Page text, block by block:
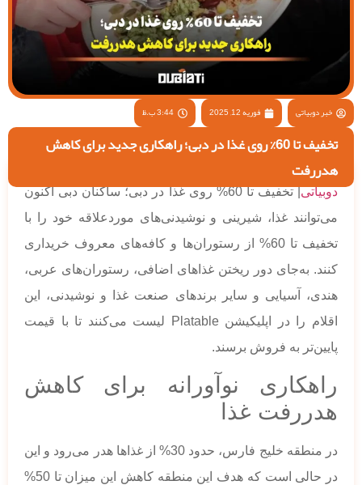
خبر دوبیاتی فوریه 12, 2025 3:44 ب.ظ
تخفیف تا 60% روی غذا در دبی؛ راهکاری جدید برای کاهش
هدررفت
دوبیاتی
| تخفیف تا 60% روی غذا در دبی؛ ساکنان دبی اکنون
می‌توانند غذا، شیرینی و نوشیدنی‌های موردعلاقه خود را با
تخفیف تا 60% از رستوران‌ها و کافه‌های معروف خریداری
کنند. به‌جای دور ریختن غذاهای اضافی، رستوران‌های عربی،
هندی، آسیایی و سایر برندهای صنعت غذا و نوشیدنی، این
اقلام را در اپلیکیشن Platable لیست می‌کنند تا با قیمت
پایین‌تر به فروش برسند.
راهکاری نوآورانه برای کاهش
هدررفت غذا
در منطقه خلیج فارس، حدود 30% از غذاها هدر می‌رود و این
در حالی است که هدف این منطقه کاهش این میزان تا 50%